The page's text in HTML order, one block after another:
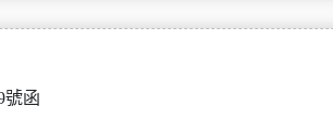
號函